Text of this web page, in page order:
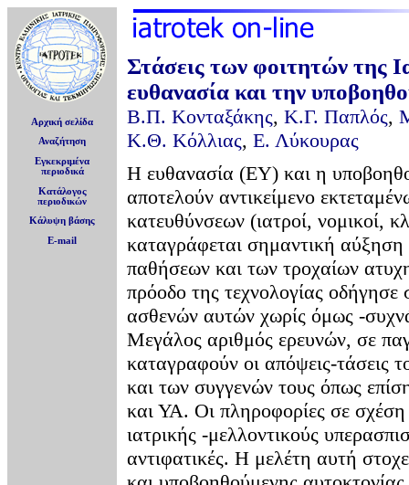
Αρχική σελίδα
Αναζήτηση
Εγκεκριμένα
περιοδικά
Κατάλογος
περιοδικών
Κάλυψη βάσης
E-mail
Στάσεις των φοιτητών της
ευθανασία και την
Β.Π. Κονταξάκης, Κ.Γ. Παπλός,
Κ.Θ. Κόλλιας, Ε. Λύκουρας
Η ευθανασία (ΕΥ) και η
αποτελούν αντικείμενο
κατευθύνσεων (ιατροί, νομικοί,
καταγράφεται σημαντική
παθήσεων και των τροχαίων
πρόοδο της τεχνολογίας
ασθενών αυτών χωρίς όμως -
Μεγάλος αριθμός ερευνών, σε
καταγραφούν οι απόψεις-τάσεις
και των συγγενών τους όπως
και ΥΑ. Οι πληροφορίες σε
ιατρικής -μελλοντικούς
αντιφατικές. Η μελέτη αυτή